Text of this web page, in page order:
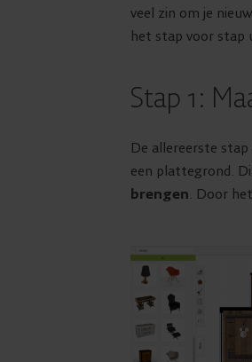
veel zin om je
het stap voor stap
Stap 1:
De allereerste
een plattegrond.
brengen. Door